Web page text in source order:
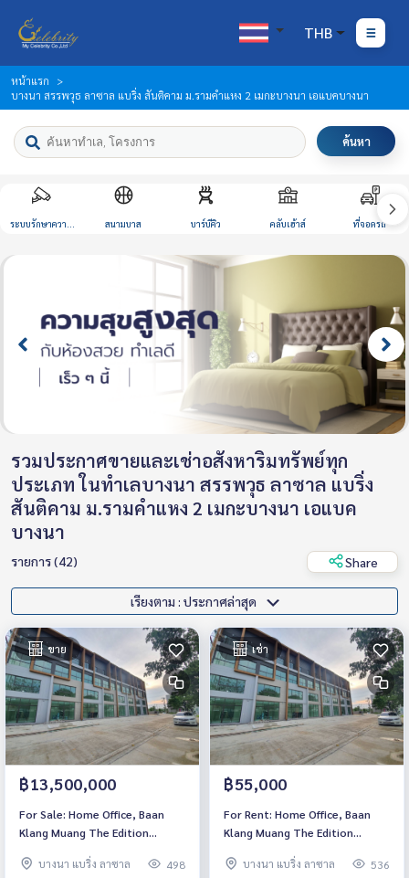
THB
หน้าแรก
บางนา สรรพวุธ ลาซาล แบริ่ง สันติคาม ม.รามคำแหง 2 เมกะบางนา เอแบคบางนา
ค้นหา
ระบบรักษาความ สนามบาส บาร์บีคิว คลับเฮ้าส์ ที่จอดรถ
รวมประกาศขายและเช่าอสังหาริมทรัพย์ทุก
ประเภท ในทำเลบางนา สรรพวุธ ลาซาล แบริ่ง
สันติคาม ม.รามคำแหง 2 เมกะบางนา เอแบค
บางนา
รายการ (42) Share
เรียงตาม : ประกาศล่าสุด
ขาย
฿13,500,000
For Sale: Home Office, Baan
Klang Muang The Edition
Bathrooms *Fully Furnished*
บางนา แบริ่ง ลาซาล 498
เช่า
฿55,000
For Rent: Home Office, Baan
Klang Muang The Edition
Bathrooms *Fully Furnished*
บางนา แบริ่ง ลาซาล 536